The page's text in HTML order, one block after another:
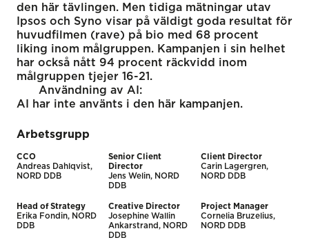
den här tävlingen. Men tidiga mätningar utav
Ipsos och Syno visar på väldigt goda resultat för
huvudfilmen (rave) på bio med 68 procent
liking inom målgruppen. Kampanjen i sin helhet
har också nått 94 procent räckvidd inom
målgruppen tjejer 16-21.
Användning av AI:
AI har inte använts i den här kampanjen.
Arbetsgrupp
CCO
Andreas Dahlqvist,
NORD DDB
Senior Client
Director
Jens Welin, NORD
DDB
Client Director
Carin Lagergren,
NORD DDB
Head of Strategy
Erika Fondin, NORD
DDB
Creative Director
Josephine Wallin
Ankarstrand, NORD
DDB
Project Manager
Cornelia Bruzelius,
NORD DDB